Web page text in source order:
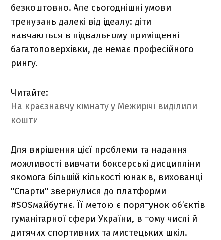
безкоштовно. Але сьогоднішні умови
тренувань далекі від ідеалу: діти
навчаються в підвальному приміщенні
багатоповерхівки, де немає професійного
рингу.
Читайте:
На краєзнавчу кімнату у Межирічі виділили
кошти
Для вирішення цієї проблеми та надання
можливості вивчати боксерські дисципліни
якомога більшій кількості юнаків, вихованці
"Спарти" звернулися до платформи
#SOSмайбутнє. Її метою є порятунок об’єктів
гуманітарної сфери України, в тому числі й
дитячих спортивних та мистецьких шкіл.